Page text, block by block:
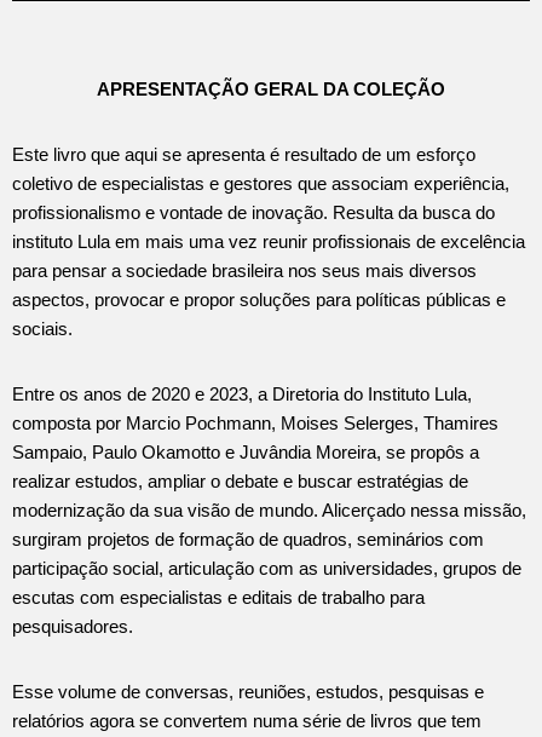
APRESENTAÇÃO GERAL DA COLEÇÃO
Este livro que aqui se apresenta é resultado de um esforço
coletivo de especialistas e gestores que associam experiência,
profissionalismo e vontade de inovação. Resulta da busca do
instituto Lula em mais uma vez reunir profissionais de excelência
para pensar a sociedade brasileira nos seus mais diversos
aspectos, provocar e propor soluções para políticas públicas e
sociais.
Entre os anos de 2020 e 2023, a Diretoria do Instituto Lula,
composta por Marcio Pochmann, Moises Selerges, Thamires
Sampaio, Paulo Okamotto e Juvândia Moreira, se propôs a
realizar estudos, ampliar o debate e buscar estratégias de
modernização da sua visão de mundo. Alicerçado nessa missão,
surgiram projetos de formação de quadros, seminários com
participação social, articulação com as universidades, grupos de
escutas com especialistas e editais de trabalho para
pesquisadores.
Esse volume de conversas, reuniões, estudos, pesquisas e
relatórios agora se convertem numa série de livros que tem